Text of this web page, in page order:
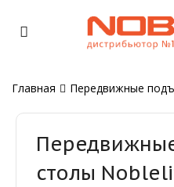
Главная Передвижные
столы